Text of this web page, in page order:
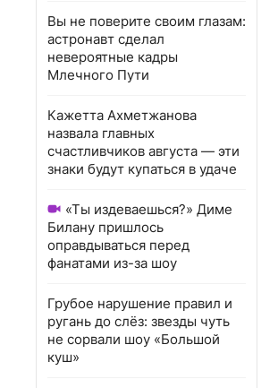
Вы не поверите своим глазам:
астронавт сделал
невероятные кадры
Млечного Пути
Кажетта Ахметжанова
назвала главных
счастливчиков августа — эти
знаки будут купаться в удаче
«Ты издеваешься?» Диме
Билану пришлось
оправдываться перед
фанатами из-за шоу
Грубое нарушение правил и
ругань до слёз: звезды чуть
не сорвали шоу «Большой
куш»